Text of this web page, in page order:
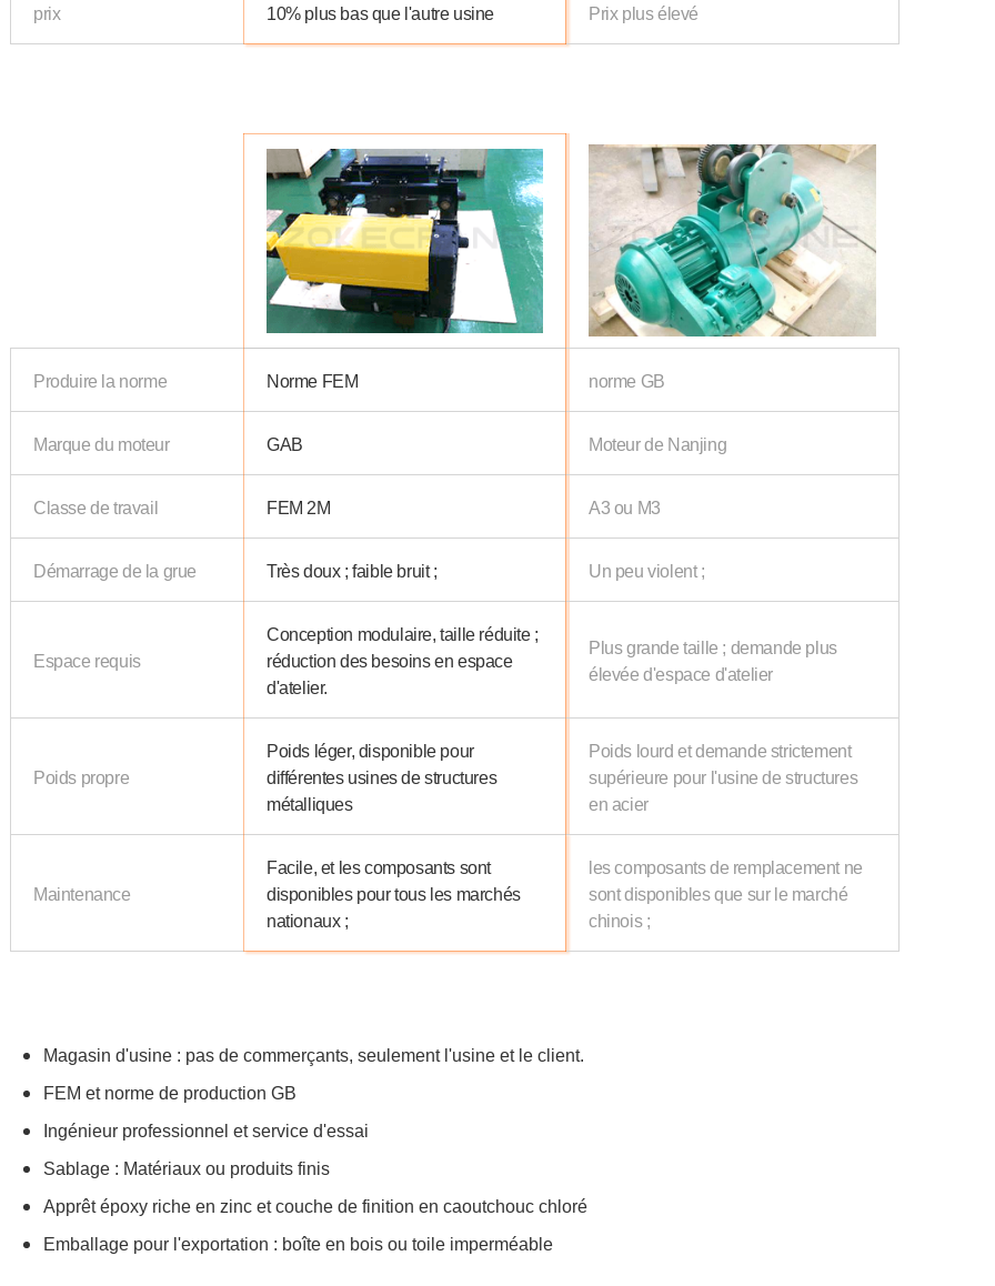
prix 10% plus bas que l'autre usine Prix plus élevé
Produire la norme Norme FEM norme GB
Marque du moteur GAB Moteur de Nanjing
Classe de travail FEM 2M A3 ou M3
Démarrage de la grue Très doux ; faible bruit ; Un peu violent ;
Espace requis
Conception modulaire, taille réduite ;
réduction des besoins en espace
d'atelier.
Plus grande taille ; demande plus
élevée d'espace d'atelier
Poids propre
Poids léger, disponible pour
différentes usines de structures
métalliques
Poids lourd et demande strictement
supérieure pour l'usine de structures
en acier
Maintenance
Facile, et les composants sont
disponibles pour tous les marchés
nationaux ;
les composants de remplacement ne
sont disponibles que sur le marché
chinois ;
Magasin d'usine : pas de commerçants, seulement l'usine et le client.
FEM et norme de production GB
Ingénieur professionnel et service d'essai
Sablage : Matériaux ou produits finis
Apprêt époxy riche en zinc et couche de finition en caoutchouc chloré
Emballage pour l'exportation : boîte en bois ou toile imperméable